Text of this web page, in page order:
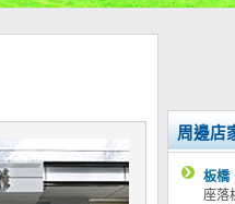
周邊店
板橋
座落